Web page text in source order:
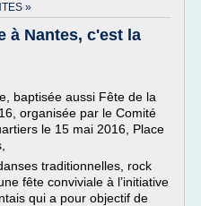
»
à Nantes, c'est la
baptisée aussi Fête de la
organisée par le Comité
le 15 mai 2016, Place
traditionnelles, rock
fête conviviale à l’initiative
qui a pour objectif de